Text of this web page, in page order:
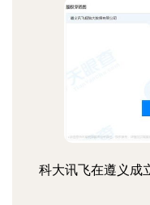
科大讯飞在遵义成